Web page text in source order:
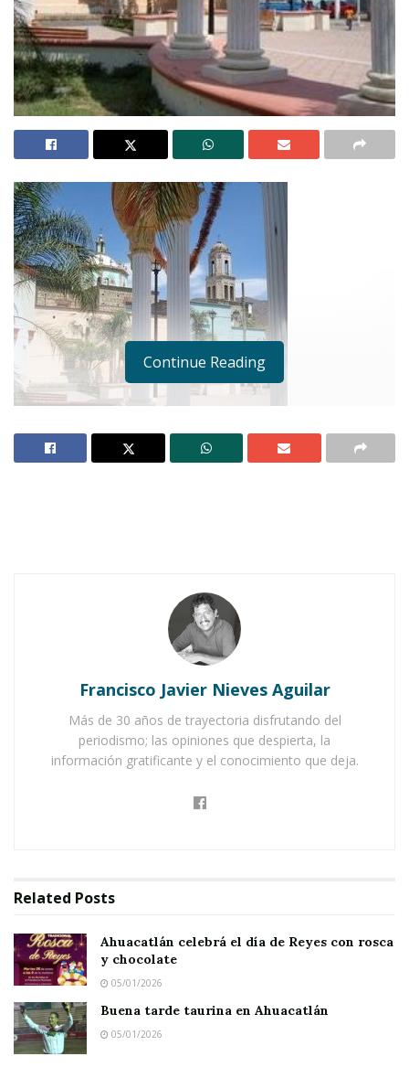
Villarreal Cambero está haciendo un llamado a
los comerciantes de la localidad para que
acudan a la presidencia municipal y aparten con
anticipación su espacio para la colocación de
Notas Relacionadas
Ahuacatlán celebrá el día de Reyes con rosca y
El interés del alcalde es darles prioridad a los
comerciantes de casa, seguido por los
vendedores foráneos; pero al mismo tiempo
hacen un llamado a sus habitantes para que
brinden un trato humano y generoso a los
visitantes ahora durante la escenificación de la
Continue Reading
Francisco Javier Nieves Aguilar
Más de 30 años de trayectoria disfrutando del
periodismo; las opiniones que despierta, la
información gratificante y el conocimiento que deja.
Related Posts
Ahuacatlán celebrá el día de Reyes con rosca
y chocolate
05/01/2026
Buena tarde taurina en Ahuacatlán
05/01/2026